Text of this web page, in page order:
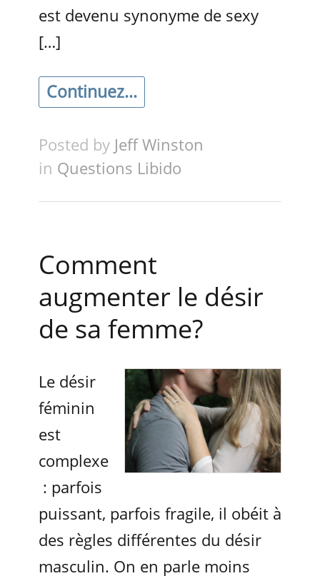
est devenu synonyme de sexy
[…]
Continuez...
Posted by Jeff Winston
in Questions Libido
Comment
augmenter le désir
de sa femme?
Le désir
féminin
est
complexe
: parfois
puissant, parfois fragile, il obéit à
des règles différentes du désir
masculin. On en parle moins